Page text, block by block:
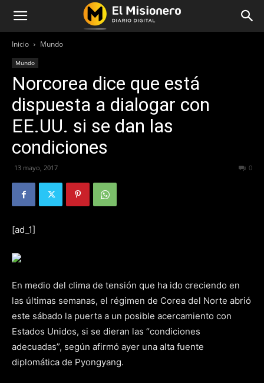
Inicio Mundo
Mundo
Norcorea dice que está
dispuesta a dialogar con
EE.UU. si se dan las
condiciones
13 mayo, 2017 0
[ad_1]
En medio del clima de tensión que ha ido creciendo en
las últimas semanas, el régimen de Corea del Norte abrió
este sábado la puerta a un posible acercamiento con
Estados Unidos, si se dieran las “condiciones
adecuadas”, según afirmó ayer una alta fuente
diplomática de Pyongyang.